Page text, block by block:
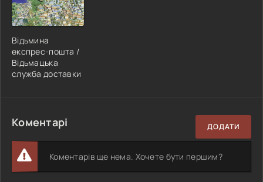
Відьмина
експрес-пошта /
Відьмацька
служба доставки
Коментарі ДОДАТИ
Коментарів ще нема. Хочете бути першим?